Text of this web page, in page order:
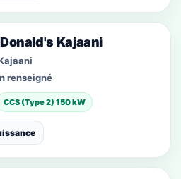
Kajaani
renseigné
CCS (Type 2) 150 kW